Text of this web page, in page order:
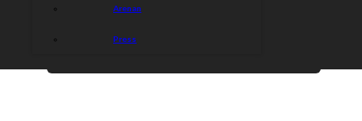
Arenan
Press